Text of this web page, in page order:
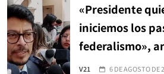
«Presidente
iniciemos los
federalismo»,
V21 6 DE AGOSTO DE